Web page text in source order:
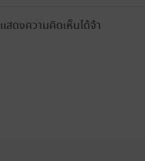
สดงความคิดเห็นได้จ้า